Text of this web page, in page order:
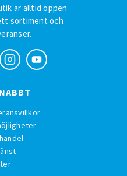
är alltid öppen
sortiment och